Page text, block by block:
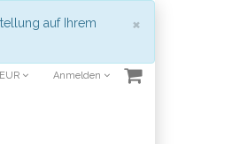
×
auf Ihrem
EUR Anmelden